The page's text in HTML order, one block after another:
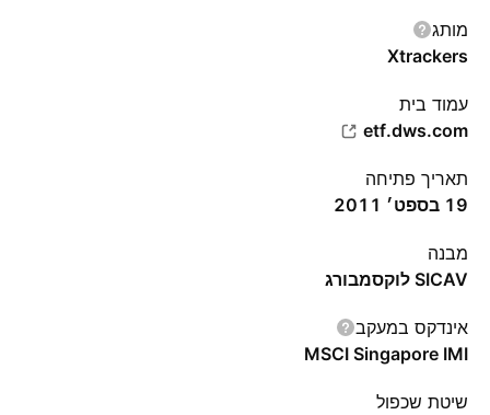
מותג
Xtrackers
עמוד בית
etf.dws.com
תאריך פתיחה
19 בספט׳ 2011
מבנה
SICAV לוקסמבורג
אינדקס במעקב
MSCI Singapore IMI
שיטת שכפול